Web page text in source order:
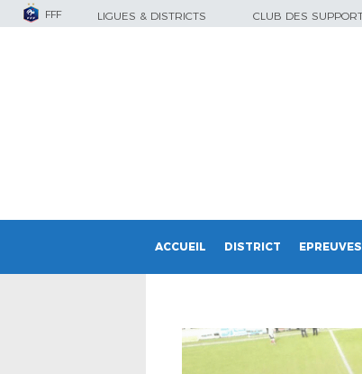
FFF LIGUES & DISTRICTS CLUB DES
ACCUEIL DISTRICT EPREUVES